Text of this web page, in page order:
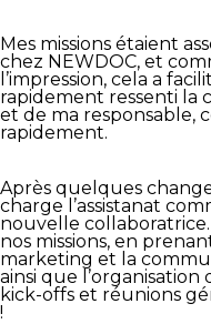
Mes missions étaient
chez NEWDOC, et
l’impression, cela a
rapidement ressenti la
et de ma responsable,
rapidement.
Après quelques
charge l’assistanat
nouvelle
nos missions, en
marketing et la
ainsi que
kick-offs et réunions
!